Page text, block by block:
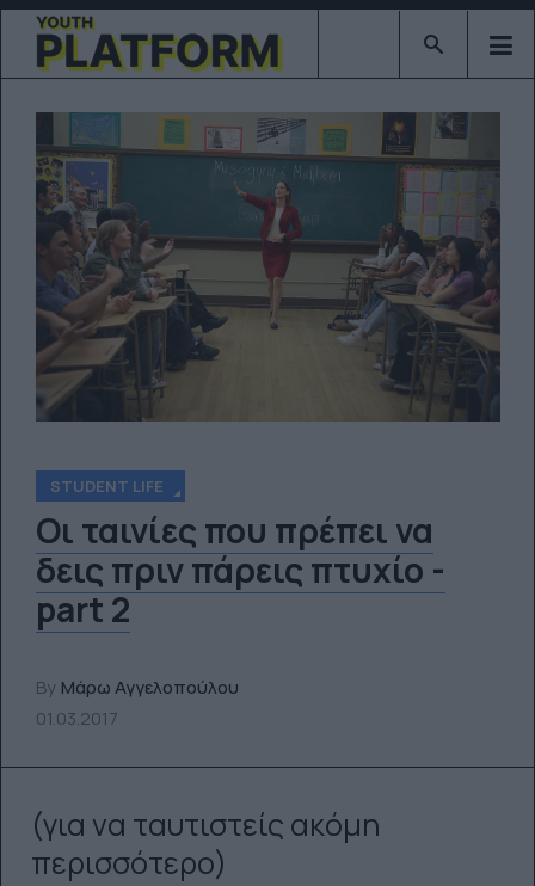
Type 2 or
STUDENT LIFE
Οι ταινίες που πρέπει να
δεις πριν πάρεις πτυχίο -
part 2
By Μάρω Αγγελοπούλου
01.03.2017
(για να ταυτιστείς ακόμη
περισσότερο)